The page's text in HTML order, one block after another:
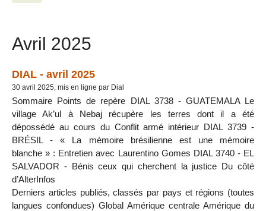
Avril 2025
DIAL - avril 2025
30 avril 2025, mis en ligne par Dial
Sommaire Points de repère DIAL 3738 - GUATEMALA Le
village Ak’ul à Nebaj récupère les terres dont il a été
dépossédé au cours du Conflit armé intérieur DIAL 3739 -
BRÉSIL - « La mémoire brésilienne est une mémoire
blanche » : Entretien avec Laurentino Gomes DIAL 3740 - EL
SALVADOR - Bénis ceux qui cherchent la justice Du côté
d’AlterInfos
Derniers articles publiés, classés par pays et régions (toutes
langues confondues) Global Amérique centrale Amérique du